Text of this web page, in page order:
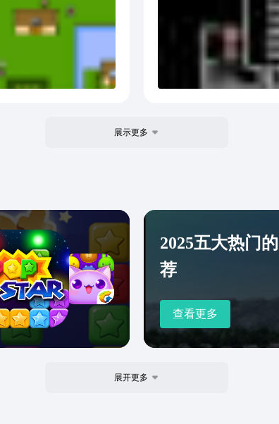
哪
【
里
的
展示更多
2025五大热门
荐
查看更多
展开更多